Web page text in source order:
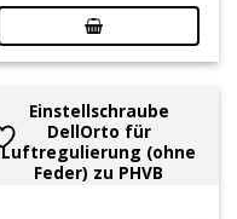
Einstellschraube
DellOrto für
Luftregulierung (ohne
Feder) zu PHVB